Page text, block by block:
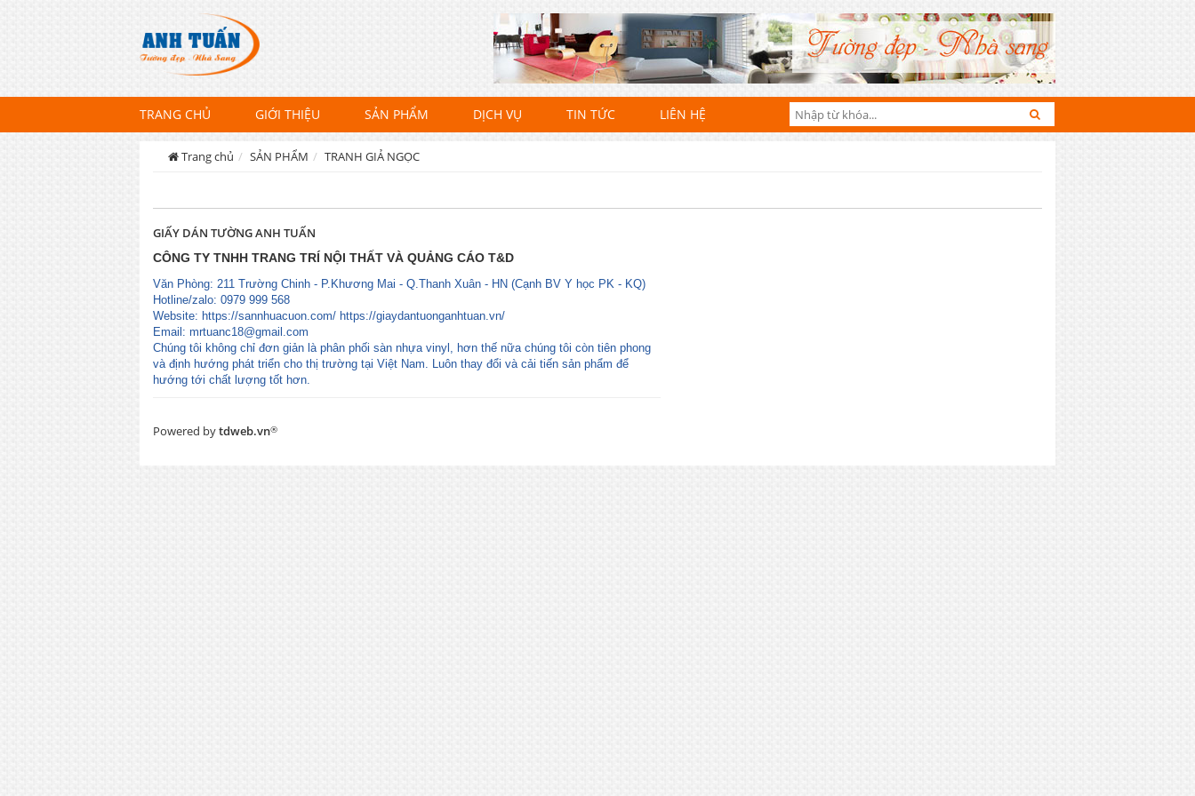
TRANG CHỦ GIỚI THIỆU SẢN PHẨM DỊCH VỤ TIN TỨC LIÊN HỆ
Trang chủ SẢN PHẨM TRANH GIẢ NGỌC
GIẤY DÁN TƯỜNG ANH TUẤN
CÔNG TY TNHH TRANG TRÍ NỘI THẤT VÀ QUẢNG CÁO T&D
Văn Phòng: 211 Trường Chinh - P.Khương Mai - Q.Thanh Xuân - HN (Cạnh BV Y học PK - KQ)
Hotline/zalo: 0979 999 568
Website: https://sannhuacuon.com/ https://giaydantuonganhtuan.vn/
Email: mrtuanc18@gmail.com
Chúng tôi không chỉ đơn giản là phân phối sàn nhựa vinyl, hơn thế nữa chúng tôi còn tiên phong
và định hướng phát triển cho thị trường tại Việt Nam. Luôn thay đổi và cải tiến sản phẩm để
hướng tới chất lượng tốt hơn.
Powered bytdweb.vn®